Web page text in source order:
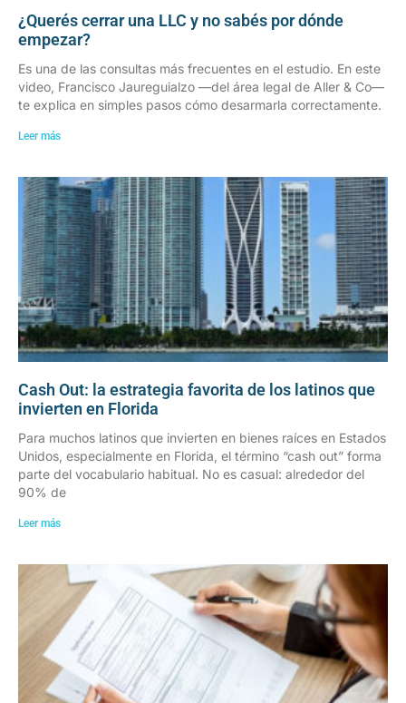
¿Querés cerrar una LLC y no sabés por dónde
empezar?
Es una de las consultas más frecuentes en el estudio. En este
video, Francisco Jaureguialzo —del área legal de Aller & Co—
te explica en simples pasos cómo desarmarla correctamente.
Leer más
Cash Out: la estrategia favorita de los latinos que
invierten en Florida
Para muchos latinos que invierten en bienes raíces en Estados
Unidos, especialmente en Florida, el término “cash out” forma
parte del vocabulario habitual. No es casual: alrededor del
90% de
Leer más